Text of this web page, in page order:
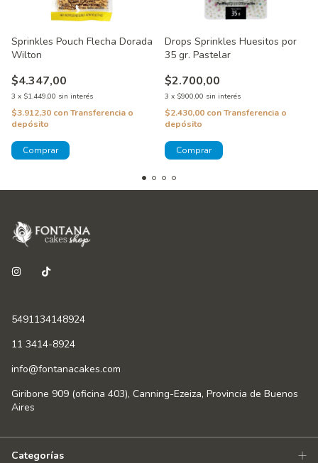
Sprinkles Pouch Flecha Dorada
Wilton
$4.347,00
3 x $1.449,00 sin interés
$3.912,30 conTransferencia o
depósito
Drops Sprinkles Huesitos por
35 gr. Pastelar
$2.700,00
3 x $900,00 sin interés
$2.430,00 conTransferencia o
depósito
5491134148924
11 3414-8924
info@fontanacakes.com
Giribone 909 (oficina 403), Canning-Ezeiza, Provincia de Buenos
Aires
Categorías